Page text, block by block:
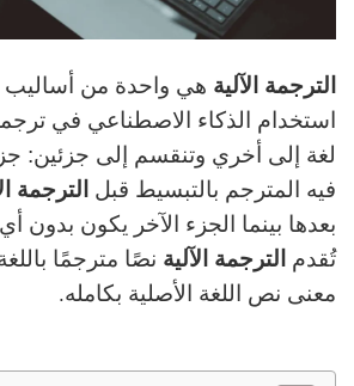
الترجمة الآلية هي واحدة من أساليب
استخدام الذكاء الاصطناعي في
لغة إلى أخري وتنقسم إلى جزئين:
فيه المترجم بالتبسيط قبل الترجمة
بعدها بينما الجزء الآخر يكون
تُقدم الترجمة الآلية نصًا مترجمًا
معنى نص اللغة الأصلية بكامله.